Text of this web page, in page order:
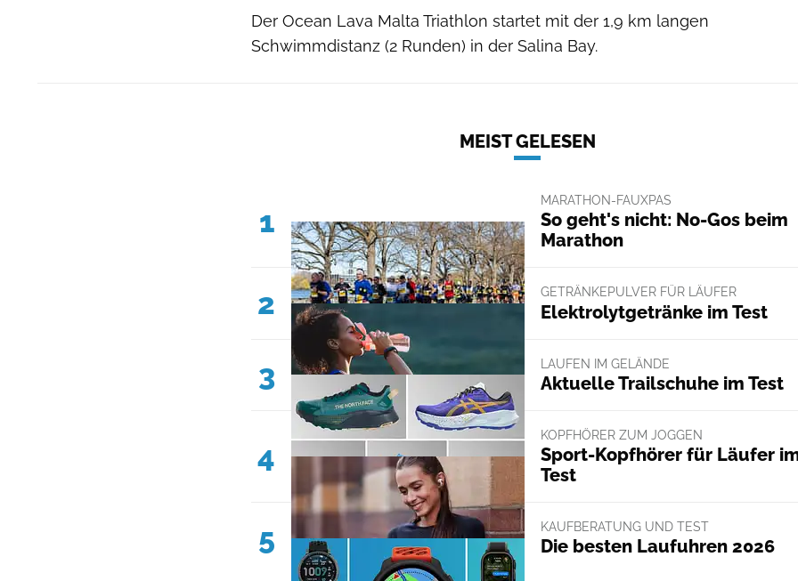
Der Ocean Lava Malta Triathlon startet mit der 1,9 km langen
Schwimmdistanz (2 Runden) in der Salina Bay.
MEIST GELESEN
1
MARATHON-FAUXPAS
So geht's nicht: No-Gos beim
Marathon
2 GETRÄNKEPULVER FÜR LÄUFER
Elektrolytgetränke im Test
3 LAUFEN IM GELÄNDE
Aktuelle Trailschuhe im Test
4
KOPFHÖRER ZUM JOGGEN
Sport-Kopfhörer für Läufer
Test
5 KAUFBERATUNG UND TEST
Die besten Laufuhren 2026